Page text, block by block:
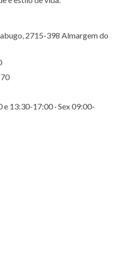
2715-398 Almargem do
13:30-17:00 · Sex 09:00-